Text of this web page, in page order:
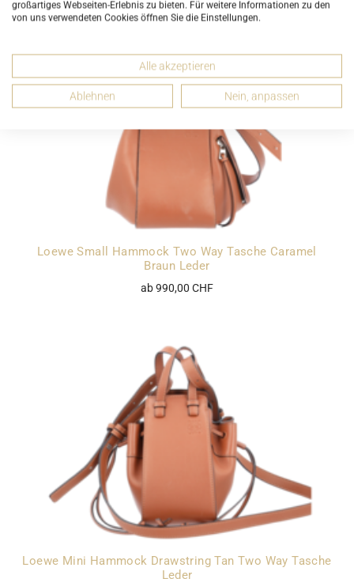
Loewe Small Hammock Two Way Tasche Caramel
Braun Leder
ab 990,00 CHF
Loewe Mini Hammock Drawstring Tan Two Way Tasche
Leder
großartiges Webseiten-Erlebnis zu bieten. Für weitere Informationen zu den
von uns verwendeten Cookies öffnen Sie die Einstellungen.
Alle akzeptieren
Ablehnen Nein, anpassen